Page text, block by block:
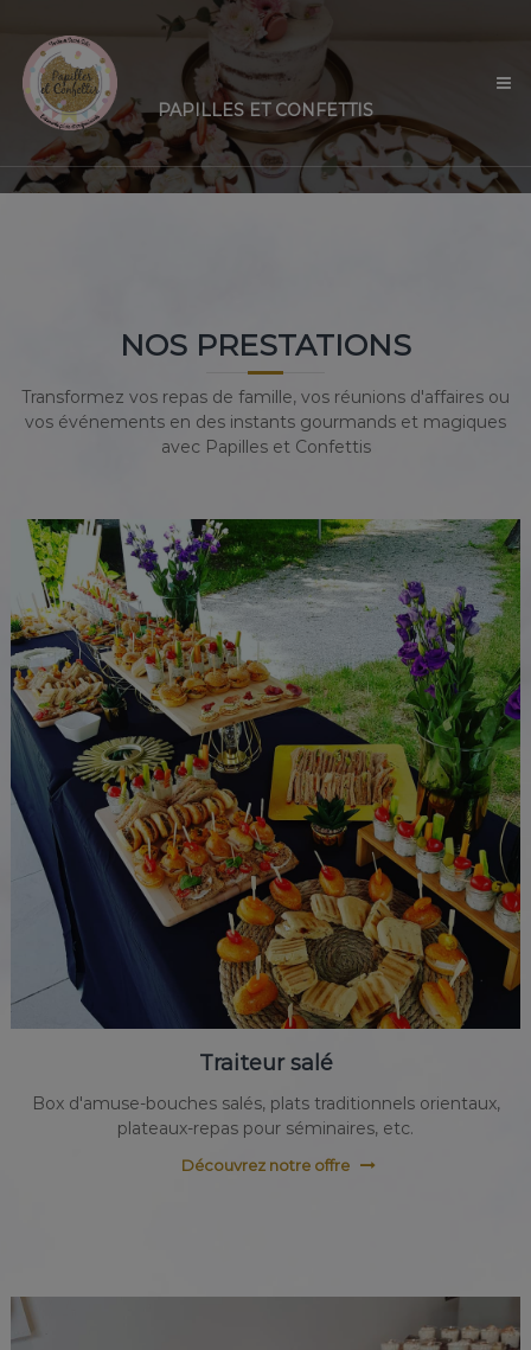
contenu
et
Confettis
PAPILLES ET CONFETTIS
NOS PRESTATIONS
Transformez vos repas de famille, vos réunions d'affaires ou
vos événements en des instants gourmands et magiques
avec Papilles et Confettis
Traiteur salé
Box d'amuse-bouches salés, plats traditionnels orientaux,
plateaux-repas pour séminaires, etc.
Découvrez notre offre